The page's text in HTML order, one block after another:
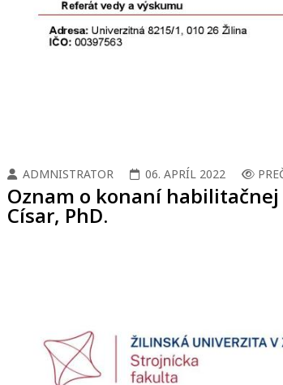
ADMNISTRATOR 06. APRÍL 2022
Oznam o konaní
Císar, PhD.